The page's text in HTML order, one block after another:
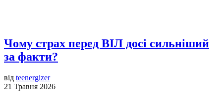
Чому страх перед ВІЛ досі сильніший
за факти?
від teenergizer
21 Травня 2026